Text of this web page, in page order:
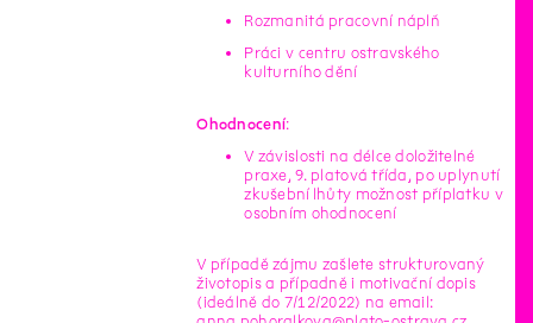
Rozmanitá pracovní náplň
Práci v centru ostravského
kulturního dění
Ohodnocení:
V závislosti na délce doložitelné
praxe, 9. platová třída, po uplynutí
zkušební lhůty možnost příplatku v
osobním ohodnocení
V případě zájmu zašlete strukturovaný
životopis a případně i motivační dopis
(ideálně do 7/12/2022) na email: